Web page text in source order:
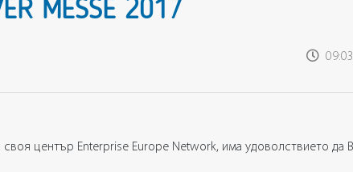
MESSE 2017
център Enterprise Europe Network, има удоволствието да